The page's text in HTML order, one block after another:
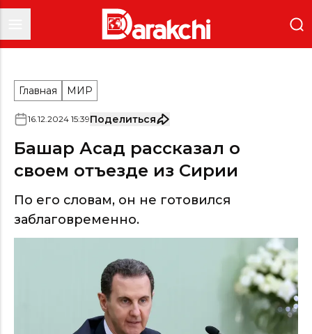
Главная МИР
16.12.2024 15:39Поделиться
Башар Асад рассказал о
своем отъезде из Сирии
По его словам, он не готовился
заблаговременно.